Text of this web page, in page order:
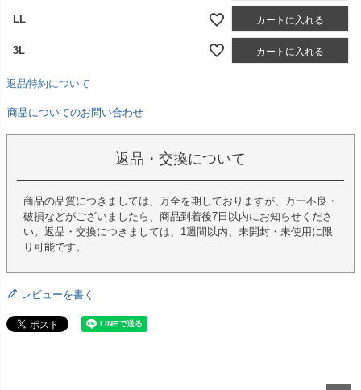
LL カートに入れる
3L カートに入れる
返品特約について
商品についてのお問い合わせ
返品・交換について
商品の品質につきましては、万全を期しておりますが、万一不良・
破損などがございましたら、商品到着後7日以内にお知らせくださ
い。返品・交換につきましては、1週間以内、未開封・未使用に限
り可能です。
レビューを書く